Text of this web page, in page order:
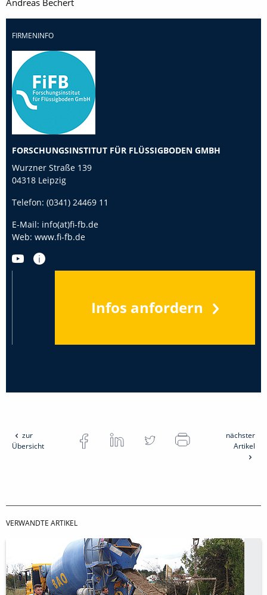
Andreas Bechert
FIRMENINFO
FORSCHUNGSINSTITUT FÜR FLÜSSIGBODEN GMBH
Wurzner Straße 139
04318 Leipzig
Telefon: (0341) 24469 11
E-Mail: info(at)fi-fb.de
Web: www.fi-fb.de
Infos anfordern
zur
Übersicht
nächster
Artikel
VERWANDTE ARTIKEL